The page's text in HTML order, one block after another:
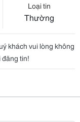
Loại tin
Thường
khách vui lòng không
tin!